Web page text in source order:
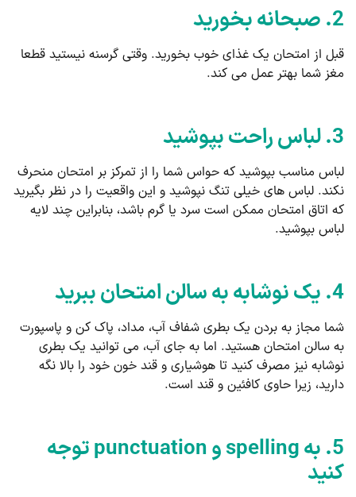
2. صبحانه بخورید
قبل از امتحان یک غذای خوب بخورید. وقتی گرسنه نیستید قطعا
مغز شما بهتر عمل می کند.
3. لباس راحت بپوشید
لباس مناسب بپوشید که حواس شما را از تمرکز بر امتحان منحرف
نکند. لباس های خیلی تنگ نپوشید و این واقعیت را در نظر بگیرید
که اتاق امتحان ممکن است سرد یا گرم باشد، بنابراین چند لایه
لباس بپوشید.
4. یک نوشابه به سالن امتحان ببرید
شما مجاز به بردن یک بطری شفاف آب، مداد، پاک کن و پاسپورت
به سالن امتحان هستید. اما به جای آب، می توانید یک بطری
نوشابه نیز مصرف کنید تا هوشیاری و قند خون خود را بالا نگه
دارید، زیرا حاوی کافئین و قند است.
5. به spelling و punctuation توجه
کنید